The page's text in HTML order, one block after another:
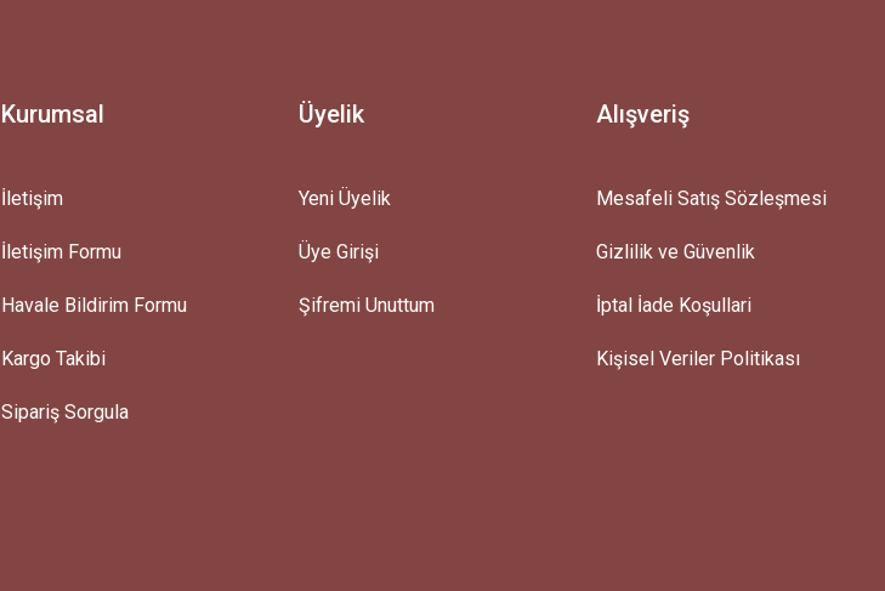
Gönder
Kurumsal
İletişim
İletişim Formu
Havale Bildirim Formu
Kargo Takibi
Sipariş Sorgula
Üyelik
Yeni Üyelik
Üye Girişi
Şifremi Unuttum
Alışveriş
Mesafeli Satış Sözleşmesi
Gizlilik ve Güvenlik
İptal İade Koşullari
Kişisel Veriler Politikası